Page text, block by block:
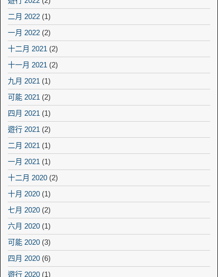
二月 2022 (1)
一月 2022 (2)
十二月 2021 (2)
十一月 2021 (2)
九月 2021 (1)
可能 2021 (2)
四月 2021 (1)
遊行 2021 (2)
二月 2021 (1)
一月 2021 (1)
十二月 2020 (2)
十月 2020 (1)
七月 2020 (2)
六月 2020 (1)
可能 2020 (3)
四月 2020 (6)
遊行 2020 (1)